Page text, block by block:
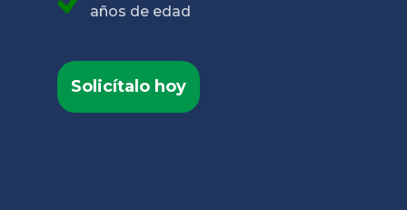
años de edad
Solicítalo hoy